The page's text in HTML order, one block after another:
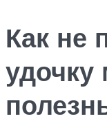
Как не